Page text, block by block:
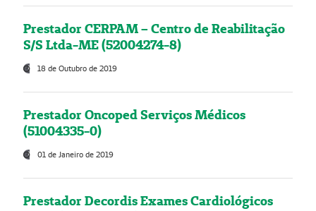
Prestador CERPAM – Centro de Reabilitação
S/S Ltda-ME (52004274-8)
18 de Outubro de 2019
Prestador Oncoped Serviços Médicos
(51004335-0)
01 de Janeiro de 2019
Prestador Decordis Exames Cardiológicos